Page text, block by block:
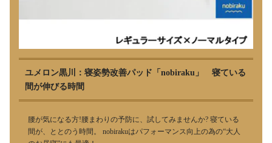
ユメロン黒川：寝姿勢改善パッド「nobiraku」 寝ている
間が伸びる時間
腰が気になる方!腰まわりの予防に、試してみませんか? 寝ている
間が、ととのう時間。 nobirakuはパフォーマンス向上の為の“大人